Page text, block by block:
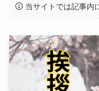
当サイトでは記事内